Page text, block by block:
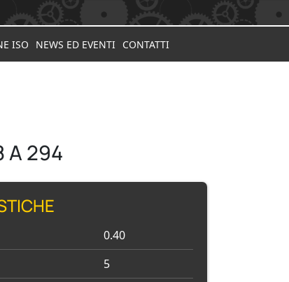
ISO NEWS ED EVENTI CONTATTI
A 294
0.40
5